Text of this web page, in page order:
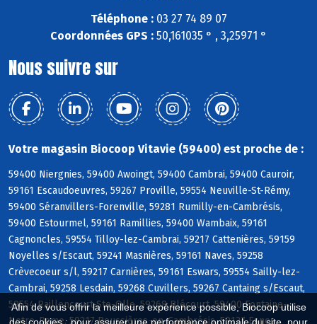
Afin de vous offrir la meilleure expérience possible, Biocoop utilise
Téléphone :03 27 74 89 07
Coordonnées GPS : 50,161035 ° , 3,25971 °
Nous suivre sur
Votre magasin Biocoop Vitavie (59400) est proche de :
59400 Niergnies, 59400 Awoingt, 59400 Cambrai, 59400 Cauroir,
59161 Escaudoeuvres, 59267 Proville, 59554 Neuville-St-Rémy,
59400 Séranvillers-Forenville, 59281 Rumilly-en-Cambrésis,
59400 Estourmel, 59161 Ramillies, 59400 Wambaix, 59161
Cagnoncles, 59554 Tilloy-lez-Cambrai, 59217 Cattenières, 59159
Noyelles s/Escaut, 59241 Masnières, 59161 Naves, 59258
Crèvecoeur s/l, 59217 Carnières, 59161 Eswars, 59554 Sailly-lez-
Cambrai, 59258 Lesdain, 59268 Cuvillers, 59267 Cantaing s/Escaut,
59554 Raillencourt-Ste-Olle, 59268 Blécourt, 59400 Fontaine-
Notre-Dame, 59217 Boussières-en-Cambrésis, 59127 Esnes